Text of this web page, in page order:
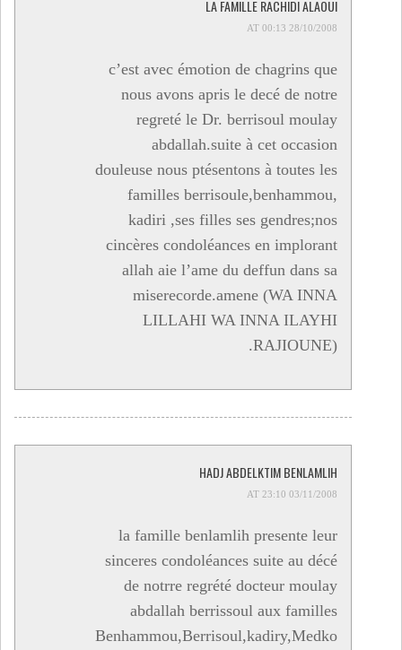
LA FAMILLE RACHIDI ALAOUI
28/10/2008 AT 00:13
c’est avec émotion de chagrins que
nous avons apris le decé de notre
regreté le Dr. berrisoul moulay
abdallah.suite à cet occasion
douleuse nous ptésentons à toutes les
familles berrisoule,benhammou,
kadiri ,ses filles ses gendres;nos
cincères condoléances en implorant
allah aie l’ame du deffun dans sa
miserecorde.amene (WA INNA
LILLAHI WA INNA ILAYHI
RAJIOUNE).
HADJ ABDELKTIM BENLAMLIH
03/11/2008 AT 23:10
la famille benlamlih presente leur
sinceres condoléances suite au décé
de notrre regrété docteur moulay
abdallah berrissoul aux familles
Benhammou,Berrisoul,kadiry,Medko